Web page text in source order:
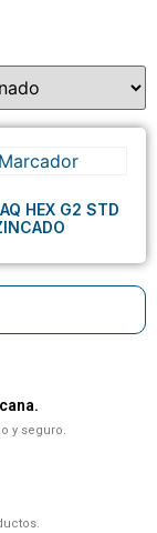
y seguro.
HEX G2 STD